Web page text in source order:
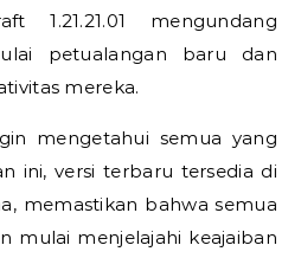
1.21.21.01 mengundang
petualangan baru dan
mereka.
mengetahui semua yang
ini, versi terbaru tersedia di
memastikan bahwa semua
mulai menjelajahi keajaiban